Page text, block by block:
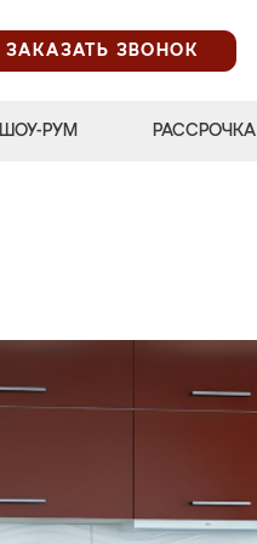
ЗАКАЗАТЬ ЗВОНОК
ШОУ-РУМ РАССРОЧКА